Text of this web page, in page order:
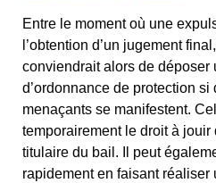
Entre le moment où une
l’obtention d’un jugement
conviendrait alors de déposer
d’ordonnance de protection si
menaçants se manifestent.
temporairement le droit à
titulaire du bail. Il peut
rapidement en faisant réaliser